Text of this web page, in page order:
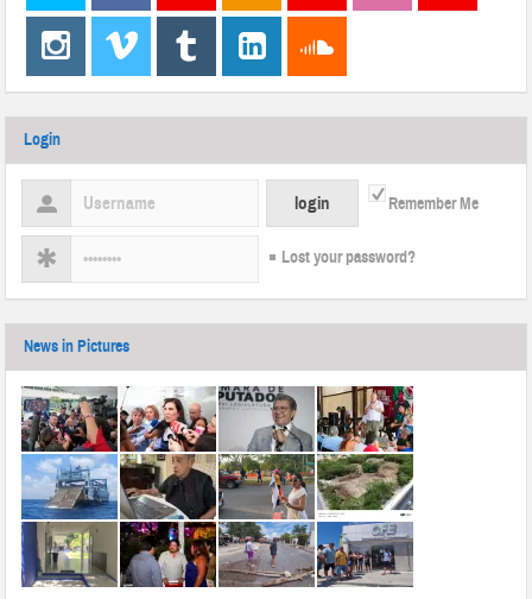
Login
Remember Me
Lost your password?
News in Pictures